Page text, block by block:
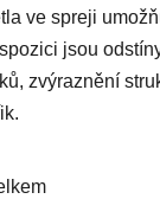
ve spreji
jsou
zvýraznění